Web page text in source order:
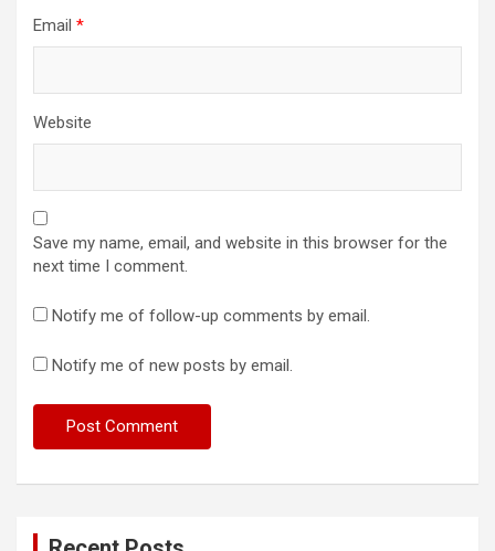
Email *
Website
Save my name, email, and website in this browser for the
next time I comment.
Notify me of follow-up comments by email.
Notify me of new posts by email.